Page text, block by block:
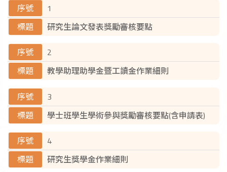
學士相關
獎助學金相關
實習相關
1
研究生論文發表獎勵審核要點
2
教學助理助學金暨工讀金作業細則
3
學士班學生學術參與獎勵審核要點(含申請表)
4
研究生獎學金作業細則